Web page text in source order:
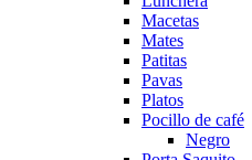
Macetas
Mates
Patitas
Pavas
Platos
Pocillo de café
Negro